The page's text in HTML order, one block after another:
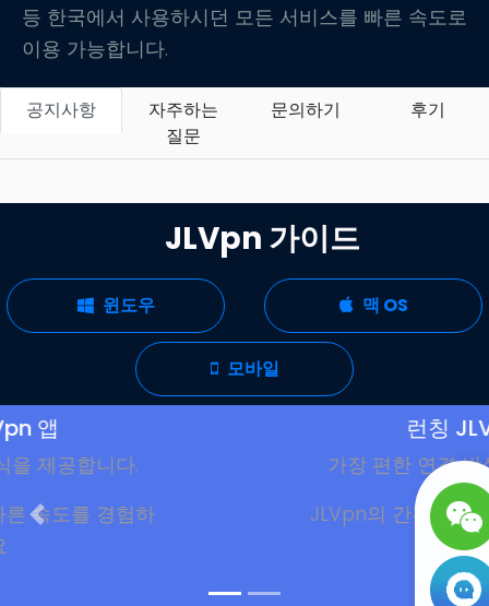
등 한국에서 사용하시던 모든 서비스를 빠른 속도로
이용 가능합니다.
공지사항
자주하는
질문
문의하기 후기
JLVpn 가이드
윈도우 맥 OS
모바일
런칭 JLVpn 앱
가장 편한 연결 방식을 제공합니
JLVpn의 간편하고 빠른 속도를 경